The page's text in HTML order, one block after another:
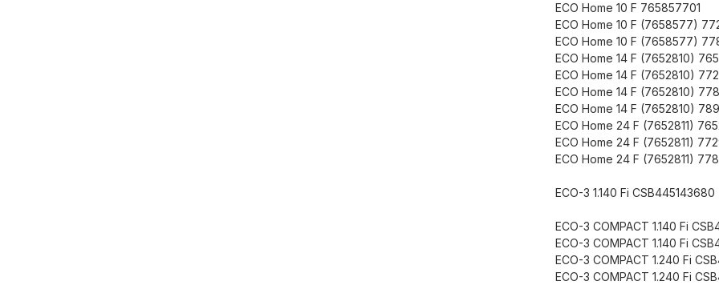
ECO Home 10 F 765857701
ECO Home 10 F (7658577)
ECO Home 10 F (7658577)
ECO Home 14 F (7652810)
ECO Home 14 F (7652810)
ECO Home 14 F (7652810)
ECO Home 14 F (7652810)
ECO Home 24 F (7652811)
ECO Home 24 F (7652811)
ECO Home 24 F (7652811)
ECO-3 1.140 Fi CSB445143680
ECO-3 COMPACT 1.140 Fi
ECO-3 COMPACT 1.140 Fi
ECO-3 COMPACT 1.240 Fi
ECO-3 COMPACT 1.240 Fi